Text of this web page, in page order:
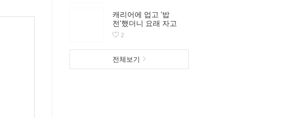
주한잔과 함께~^^*
(Sticker) #공주랑
캐리어에 업고 '밥
전'했더니 요래 자고
있네~ 울이쁜 차미공
2
전체보기